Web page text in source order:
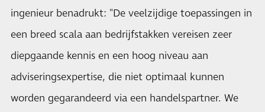
ingenieur benadrukt: "De veelzijdige toepassingen in
een breed scala aan bedrijfstakken vereisen zeer
diepgaande kennis en een hoog niveau aan
adviseringsexpertise, die niet optimaal kunnen
worden gegarandeerd via een handelspartner. We